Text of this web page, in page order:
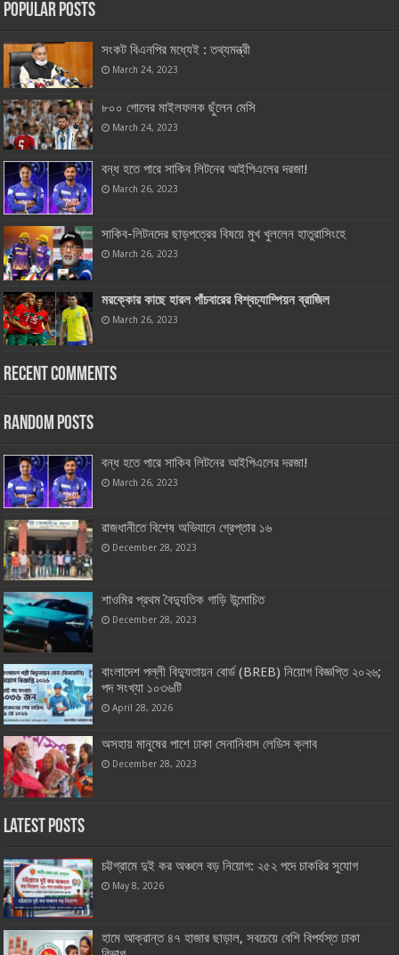
Popular Posts
সংকট বিএনপির মধ্যেই : তথ্যমন্ত্রী
March 24, 2023
৮০০ গোলের মাইলফলক ছুঁলেন মেসি
March 24, 2023
বন্ধ হতে পারে সাকিব লিটনের আইপিএলের দরজা!
March 26, 2023
সাকিব-লিটনদের ছাড়পত্রের বিষয়ে মুখ খুললেন হাতুরাসিংহে
March 26, 2023
মরক্কোর কাছে হারল পাঁচবারের বিশ্বচ্যাম্পিয়ন ব্রাজিল
March 26, 2023
Recent Comments
Random Posts
বন্ধ হতে পারে সাকিব লিটনের আইপিএলের দরজা!
March 26, 2023
রাজধানীতে বিশেষ অভিযানে গ্রেপ্তার ১৬
December 28, 2023
শাওমির প্রথম বৈদ্যুতিক গাড়ি উন্মোচিত
December 28, 2023
বাংলাদেশ পল্লী বিদ্যুতায়ন বোর্ড (BREB) নিয়োগ বিজ্ঞপ্তি ২০২৬;
পদ সংখ্যা ১০৩৬টি
April 28, 2026
অসহায় মানুষের পাশে ঢাকা সেনানিবাস লেডিস ক্লাব
December 28, 2023
Latest Posts
চট্টগ্রামে দুই কর অঞ্চলে বড় নিয়োগ: ২৫২ পদে চাকরির সুযোগ
May 8, 2026
হামে আক্রান্ত ৪৭ হাজার ছাড়াল, সবচেয়ে বেশি বিপর্যস্ত ঢাকা